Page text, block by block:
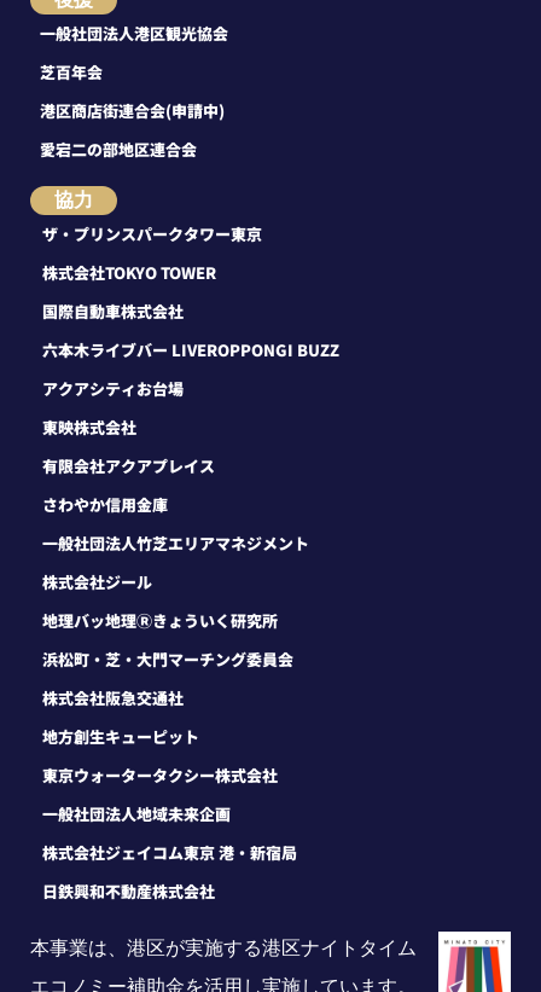
一般社団法人港区観光協会
芝百年会
港区商店街連合会(申請中)
愛宕二の部地区連合会
協力
ザ・プリンスパークタワー東京
株式会社TOKYO TOWER
国際自動車株式会社
六本木ライブバー LIVEROPPONGI BUZZ
アクアシティお台場
東映株式会社
有限会社アクアプレイス
さわやか信用金庫
一般社団法人竹芝エリアマネジメント
株式会社ジール
地理バッ地理Ⓡきょういく研究所
浜松町・芝・大門マーチング委員会
株式会社阪急交通社
地方創生キューピット
東京ウォータータクシー株式会社
一般社団法人地域未来企画
株式会社ジェイコム東京 港・新宿局
日鉄興和不動産株式会社
本事業は、港区が実施する港区ナイトタイム
エコノミー補助金を活用し実施しています。